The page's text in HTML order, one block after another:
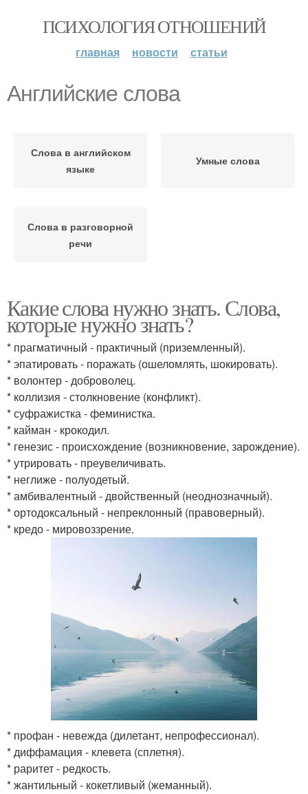
ПСИХОЛОГИЯ ОТНОШЕНИЙ
главная новости статьи
Английские слова
Слова в английском
языке
Умные слова
Слова в разговорной
речи
Какие слова нужно знать. Слова,
которые нужно знать?
* прагматичный - практичный (приземленный).
* эпатировать - поражать (ошеломлять, шокировать).
* волонтер - доброволец.
* коллизия - столкновение (конфликт).
* суфражистка - феминистка.
* кайман - крокодил.
* генезис - происхождение (возникновение, зарождение).
* утрировать - преувеличивать.
* неглиже - полуодетый.
* амбивалентный - двойственный (неоднозначный).
* ортодоксальный - непреклонный (правоверный).
* кредо - мировоззрение.
* профан - невежда (дилетант, непрофессионал).
* диффамация - клевета (сплетня).
* раритет - редкость.
* жантильный - кокетливый (жеманный).